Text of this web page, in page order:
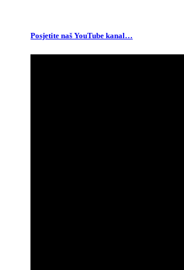
Posjetite naš YouTube kanal…